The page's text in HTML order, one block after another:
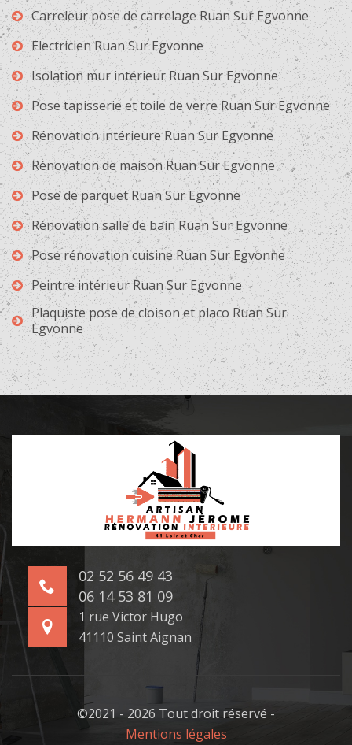
Carreleur pose de carrelage Ruan Sur Egvonne
Electricien Ruan Sur Egvonne
Isolation mur intérieur Ruan Sur Egvonne
Pose tapisserie et toile de verre Ruan Sur Egvonne
Rénovation intérieure Ruan Sur Egvonne
Rénovation de maison Ruan Sur Egvonne
Pose de parquet Ruan Sur Egvonne
Rénovation salle de bain Ruan Sur Egvonne
Pose rénovation cuisine Ruan Sur Egvonne
Peintre intérieur Ruan Sur Egvonne
Plaquiste pose de cloison et placo Ruan Sur
Egvonne
02 52 56 49 43
06 14 53 81 09
1 rue Victor Hugo
41110 Saint Aignan
©2021 - 2026 Tout droit réservé -
Mentions légales